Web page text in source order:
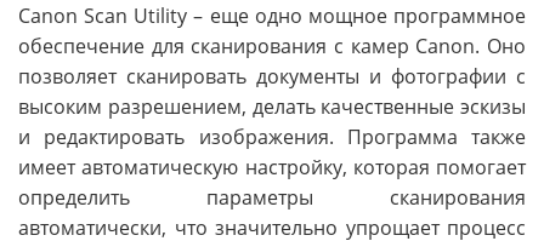
Canon Scan Utility – еще одно мощное программное
обеспечение для сканирования с камер Canon. Оно
позволяет сканировать документы и фотографии с
высоким разрешением, делать качественные эскизы
и редактировать изображения. Программа также
имеет автоматическую настройку, которая помогает
определить параметры сканирования
автоматически, что значительно упрощает процесс